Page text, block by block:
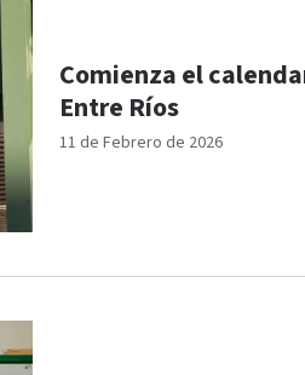
11 de Febrero de 2026
Comienza el
Entre Ríos